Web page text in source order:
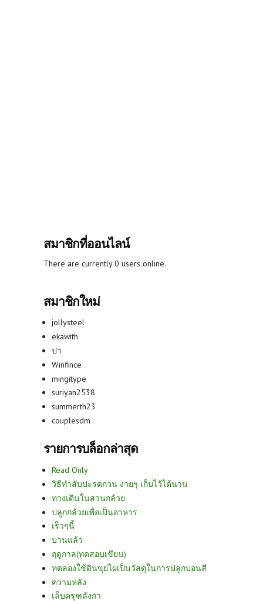
สมาชิกที่ออนไลน์
There are currently 0 users online.
สมาชิกใหม่
jollysteel
ekawith
ปา
Winfince
mingitype
suriyan2538
summerth23
couplesdm
รายการบล็อกล่าสุด
Read Only
วิธีทำสับปะรดกวน ง่ายๆ เก็บไว้ได้นาน
ทางเดินในสวนกล้วย
ปลูกกล้วยเพื่อเป็นอาหาร
เร็วๆนี้
บานแล้ว
ฤดูกาล(ทดสอบเขียน)
ทดลองใช้ดินขุยไผ่เป็นวัสดุในการปลูกบอนสี
ความหลัง
เล็บครุฑลังกา